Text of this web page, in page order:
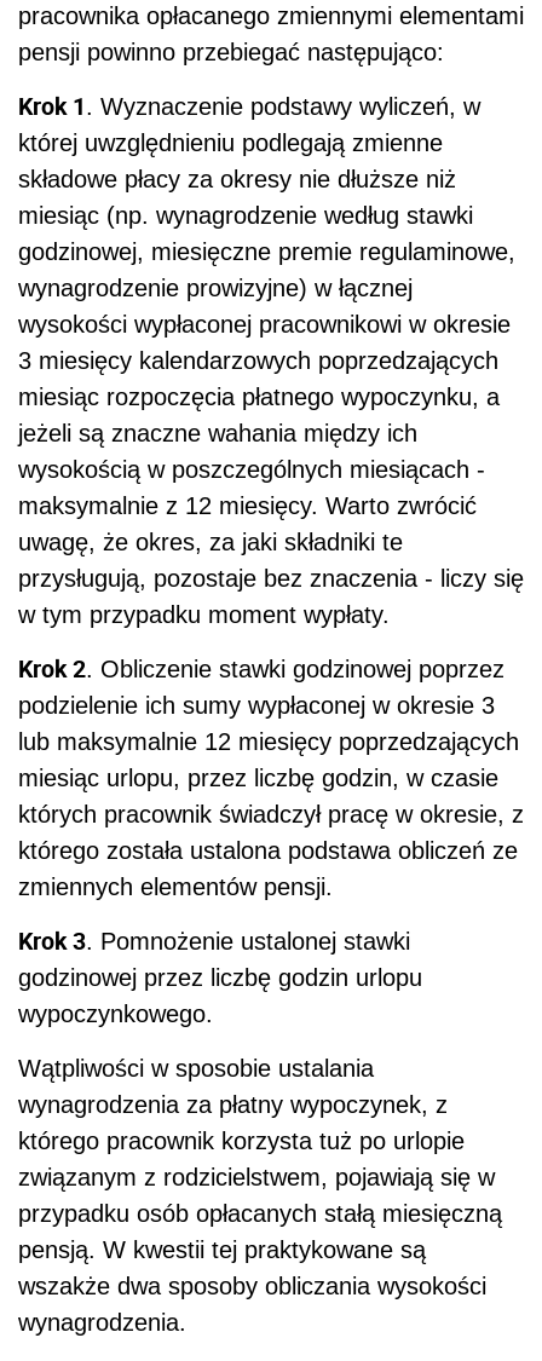
pracownika opłacanego zmiennymi elementami
pensji powinno przebiegać następująco:
Krok 1. Wyznaczenie podstawy wyliczeń, w
której uwzględnieniu podlegają zmienne
składowe płacy za okresy nie dłuższe niż
miesiąc (np. wynagrodzenie według stawki
godzinowej, miesięczne premie regulaminowe,
wynagrodzenie prowizyjne) w łącznej
wysokości wypłaconej pracownikowi w okresie
3 miesięcy kalendarzowych poprzedzających
miesiąc rozpoczęcia płatnego wypoczynku, a
jeżeli są znaczne wahania między ich
wysokością w poszczególnych miesiącach -
maksymalnie z 12 miesięcy. Warto zwrócić
uwagę, że okres, za jaki składniki te
przysługują, pozostaje bez znaczenia - liczy się
w tym przypadku moment wypłaty.
Krok 2. Obliczenie stawki godzinowej poprzez
podzielenie ich sumy wypłaconej w okresie 3
lub maksymalnie 12 miesięcy poprzedzających
miesiąc urlopu, przez liczbę godzin, w czasie
których pracownik świadczył pracę w okresie, z
którego została ustalona podstawa obliczeń ze
zmiennych elementów pensji.
Krok 3. Pomnożenie ustalonej stawki
godzinowej przez liczbę godzin urlopu
wypoczynkowego.
Wątpliwości w sposobie ustalania
wynagrodzenia za płatny wypoczynek, z
którego pracownik korzysta tuż po urlopie
związanym z rodzicielstwem, pojawiają się w
przypadku osób opłacanych stałą miesięczną
pensją. W kwestii tej praktykowane są
wszakże dwa sposoby obliczania wysokości
wynagrodzenia.